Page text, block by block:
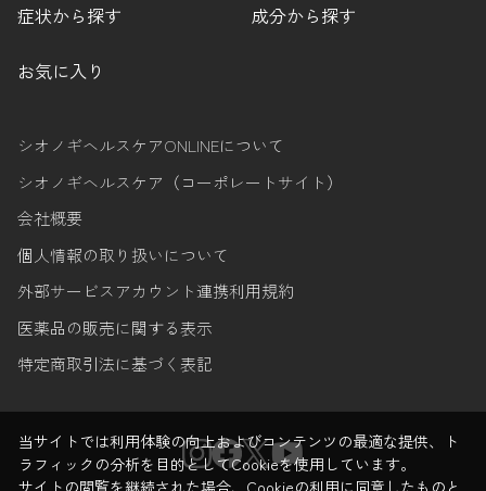
症状から探す
成分から探す
お気に入り
シオノギヘルスケアONLINEについて
シオノギヘルスケア（コーポレートサイト）
会社概要
個人情報の取り扱いについて
外部サービスアカウント連携利用規約
医薬品の販売に関する表示
特定商取引法に基づく表記
当サイトでは利用体験の向上およびコンテンツの最適な提供、ト
ラフィックの分析を目的としてCookieを使用しています。